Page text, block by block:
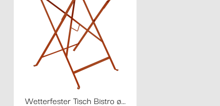
Wetterfester Tisch Bistro ø...